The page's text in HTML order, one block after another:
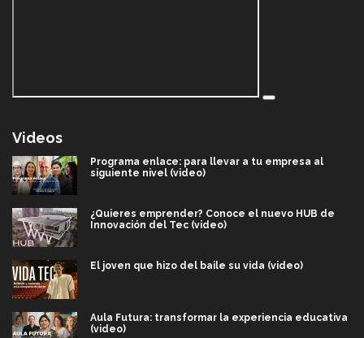
Videos
Programa enlace: para llevar a tu empresa al
siguiente nivel (video)
¿Quieres emprender? Conoce el nuevo HUB de
Innovación del Tec (video)
El joven que hizo del baile su vida (video)
Aula Futura: transformar la experiencia educativa
(video)